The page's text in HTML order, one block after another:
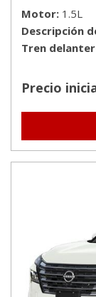
Motor 1.5L
Descripción
Tren
Precio